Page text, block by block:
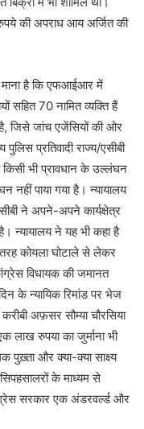
की अपराध आय अर्जित की
माना है कि एफआईआर में
सहित 70 नामित व्यक्ति हैं
जिसे जांच एजेंसियों की ओर
प्रतिवादी राज्य/एसीबी
किसी भी प्रावधान के उल्लंघन
नहीं पाया गया है। न्यायालय
ने अपने-अपने कार्यक्षेत्र
न्यायालय ने यह भी कहा है
कोयला घोटाले से लेकर
विधायक की जमानत
के न्यायिक रिमांड पर भेज
अफ़सर सौम्या चौरसिया
लाख रुपया का जुर्माना भी
पुख़्ता और क्या-क्या साक्ष्य
के माध्यम से
सरकार एक अंडरवर्ल्ड और